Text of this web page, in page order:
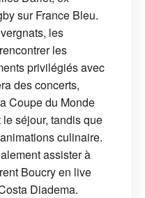
sur France Bleu.
les
les
privilégiés avec
des concerts,
Coupe du Monde
séjour, tandis que
culinaire.
assister à
Boucry en live
Diadema.